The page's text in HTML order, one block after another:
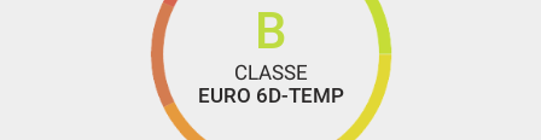
B
CLASSE
EURO 6D-TEMP